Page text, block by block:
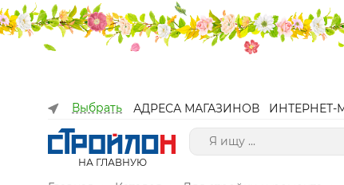
Выбрать АДРЕСА МАГАЗИНОВ ИНТЕРНЕТ-
НА ГЛАВНУЮ